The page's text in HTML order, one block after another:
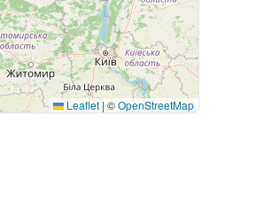
Leaflet | ©OpenStreetMap